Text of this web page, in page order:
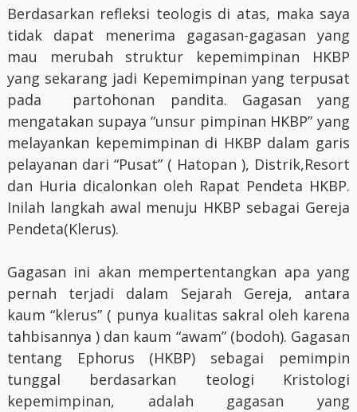
Berdasarkan refleksi teologis di atas, maka saya
tidak dapat menerima gagasan-gagasan yang
mau merubah struktur kepemimpinan HKBP
yang sekarang jadi Kepemimpinan yang terpusat
pada partohonan pandita. Gagasan yang
mengatakan supaya “unsur pimpinan HKBP” yang
melayankan kepemimpinan di HKBP dalam garis
pelayanan dari “Pusat” ( Hatopan ), Distrik,Resort
dan Huria dicalonkan oleh Rapat Pendeta HKBP.
Inilah langkah awal menuju HKBP sebagai Gereja
Pendeta(Klerus).
Gagasan ini akan mempertentangkan apa yang
pernah terjadi dalam Sejarah Gereja, antara
kaum “klerus” ( punya kualitas sakral oleh karena
tahbisannya ) dan kaum “awam” (bodoh). Gagasan
tentang Ephorus (HKBP) sebagai pemimpin
tunggal berdasarkan teologi Kristologi
kepemimpinan, adalah gagasan yang